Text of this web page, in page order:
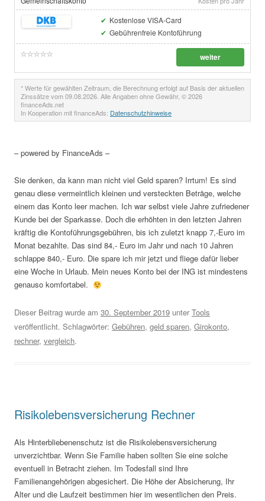
Kostenlose VISA-Card
Gebührenfreie Kontoführung
weiter
* Werte für gewählten Zeitraum, die Berechnung erfolgt auf Basis der aktuellen
Zinssätze vom 09.08.2026. Alle Angaben ohne Gewähr, © 2026
financeAds.net
In Kooperation mit financeAds: Datenschutzhinweise
– powered by FinanceAds –
Sie denken, da kann man nicht viel Geld sparen? Irrtum! Es sind
genau diese vermeintlich kleinen und versteckten Beträge, welche
einem das Konto leer machen. Ich war selbst viele Jahre zufriedener
Kunde bei der Sparkasse. Doch die erhöhten in den letzten Jahren
kräftig die Kontoführungsgebühren, bis ich zuletzt knapp 7,-Euro im
Monat bezahlte. Das sind 84,- Euro im Jahr und nach 10 Jahren
schlappe 840,- Euro. Die spare ich mir jetzt und fliege dafür lieber
eine Woche in Urlaub. Mein neues Konto bei der ING ist mindestens
genauso komfortabel.
Dieser Beitrag wurde am 30. September 2019 unter Tools
veröffentlicht. Schlagwörter: Gebühren, geld sparen, Girokonto,
rechner, vergleich.
Risikolebensversicherung Rechner
Als Hinterbliebenenschutz ist die Risikolebensversicherung
unverzichtbar. Wenn Sie Familie haben sollten Sie eine solche
eventuell in Betracht ziehen. Im Todesfall sind Ihre
Familienangehörigen abgesichert. Die Höhe der Absicherung, Ihr
Alter und die Laufzeit bestimmen hier im wesentlichen den Preis.